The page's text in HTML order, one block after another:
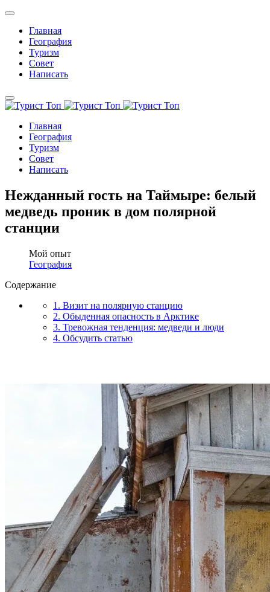
Главная
География
Туризм
Совет
Написать
Главная
География
Туризм
Совет
Написать
Нежданный гость на Таймыре: белый
медведь проник в дом полярной
станции
Мой опыт
География
Содержание
1. Визит на полярную станцию
2. Обыденная опасность в Арктике
3. Тревожная тенденция: медведи и люди
4. Обсудить статью